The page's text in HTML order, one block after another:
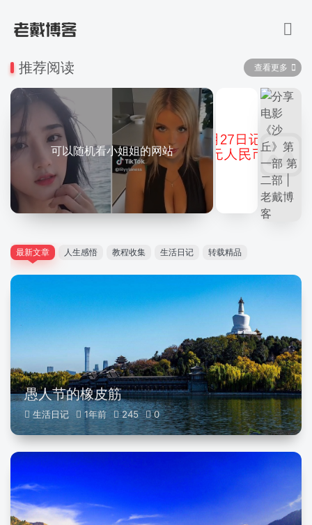
推荐阅读 查看更多
可以随机看小姐姐的网站
最新文章 人生感悟 教程收集 生活日记 转载精品
愚人节的橡皮筋
生活日记 1年前 245 0